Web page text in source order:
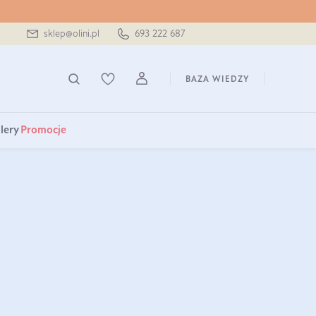
sklep@olini.pl 693 222 687
BAZA WIEDZY
Promocje